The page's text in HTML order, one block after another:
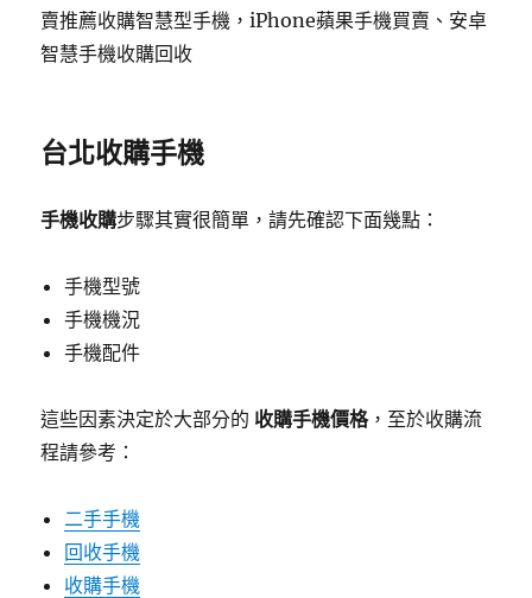
賣推薦收購智慧型手機，iPhone蘋果手機買賣、安卓
智慧手機收購回收
台北收購手機
手機收購步驟其實很簡單，請先確認下面幾點：
手機型號
手機機況
手機配件
這些因素決定於大部分的 收購手機價格，至於收購流
程請參考：
二手手機
回收手機
收購手機